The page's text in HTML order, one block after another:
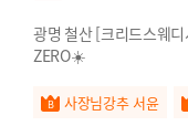
광명 철산 [크리드스웨
ZERO☀️
사장님강추 서윤